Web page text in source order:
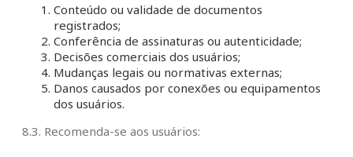
Conteúdo ou validade de documentos
registrados;
Conferência de assinaturas ou autenticidade;
Decisões comerciais dos usuários;
Mudanças legais ou normativas externas;
Danos causados por conexões ou equipamentos
dos usuários.
8.3. Recomenda-se aos usuários: